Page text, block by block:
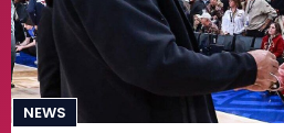
NEWS